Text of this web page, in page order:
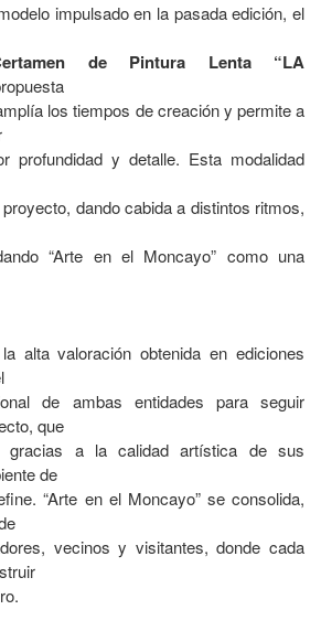
impulsado en la pasada edición, el
de Pintura Lenta“LA
los tiempos de creación y permite a
profundidad y detalle. Esta modalidad
dando cabida a distintos ritmos,
“Arte en el Moncayo” como una
alta valoración obtenida en ediciones
de ambas entidades para seguir
que
a la calidad artística de sus
de
“Arte en el Moncayo” se consolida,
vecinos y visitantes, donde cada